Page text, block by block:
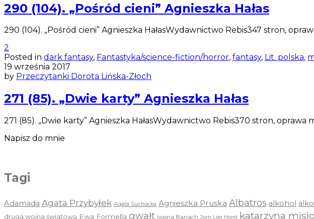
290 (104). „Pośród cieni” Agnieszka Hałas
290 (104). „Pośród cieni” Agnieszka HałasWydawnictwo Rebis347 stron,
2
Posted in dark fantasy, Fantastyka/science-fiction/horror, fantasy, Lit. polska,
19 września 2017
by Przeczytanki Dorota Lińska-Złoch
271 (85). „Dwie karty” Agnieszka Hałas
271 (85). „Dwie karty” Agnieszka HałasWydawnictwo Rebis370 stron,
Napisz do mnie
Tagi
Adamada Agata Przybyłek Agata Suchocka Agnieszka Pruska Albatros alkohol
druga wojna światowa Ewa Formella gwałt Iwona Banach Jorn Lier Horst katarzyna